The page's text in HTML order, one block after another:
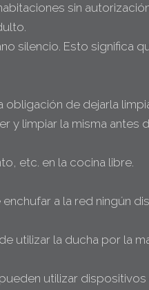
sin
silencio. Esto significa
de dejarla
limpiar la misma antes
etc. en la cocina libre.
a la red ningún
utilizar la ducha por la
utilizar